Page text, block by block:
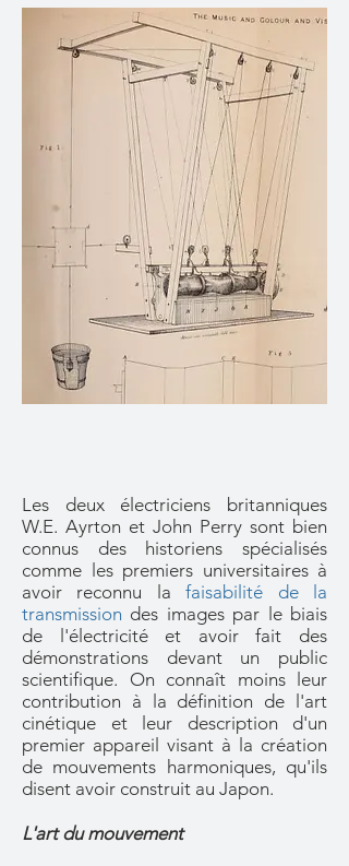
Les deux électriciens britanniques
W.E. Ayrton et John Perry sont bien
connus des historiens spécialisés
comme les premiers universitaires à
avoir reconnu lafaisabilité de la
transmission des images par le biais
de l'électricité et avoir fait des
démonstrations devant un public
scientifique. On connaît moins leur
contribution à la définition de l'art
cinétique et leur description d'un
premier appareil visant à la création
de mouvements harmoniques, qu'ils
disent avoir construit au Japon.
L'art du mouvement